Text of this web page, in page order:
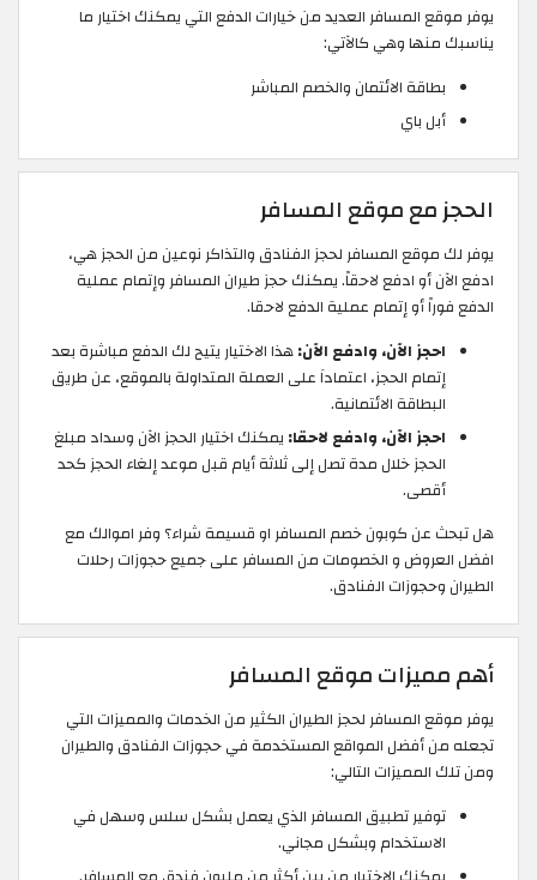
يوفر موقع المسافر العديد من خيارات الدفع التي يمكنك اختيار ما
يناسبك منها وهي كالآتي:
بطاقة الائتمان والخصم المباشر
أبل باي
الحجز مع موقع المسافر
يوفر لك موقع المسافر لحجز الفنادق والتذاكر نوعين من الحجز هي،
ادفع الآن أو ادفع لاحقاً. يمكنك حجز طيران المسافر وإتمام عملية
الدفع فوراً أو إتمام عملية الدفع لاحقا.
احجز الآن، وادفع الآن:هذا الاختيار يتيح لك الدفع مباشرة بعد
إتمام الحجز، اعتماداَ على العملة المتداولة بالموقع، عن طريق
البطاقة الائتمانية.
احجز الآن، وادفع لاحقا: يمكنك اختيار الحجز الآن وسداد مبلغ
الحجز خلال مدة تصل إلى ثلاثة أيام قبل موعد إلغاء الحجز كحد
أقصى.
هل تبحث عن كوبون خصم المسافر او قسيمة شراء؟ وفر اموالك مع
افضل العروض و الخصومات من المسافر على جميع حجوزات رحلات
الطيران وحجوزات الفنادق.
أهم مميزات موقع المسافر
يوفر موقع المسافر لحجز الطيران الكثير من الخدمات والمميزات التي
تجعله من أفضل المواقع المستخدمة في حجوزات الفنادق والطيران
ومن تلك المميزات التالي:
توفير تطبيق المسافر الذي يعمل بشكل سلس وسهل في
الاستخدام وبشكل مجاني.